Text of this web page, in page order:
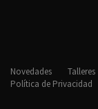
Novedades Talleres
Política de Privacidad